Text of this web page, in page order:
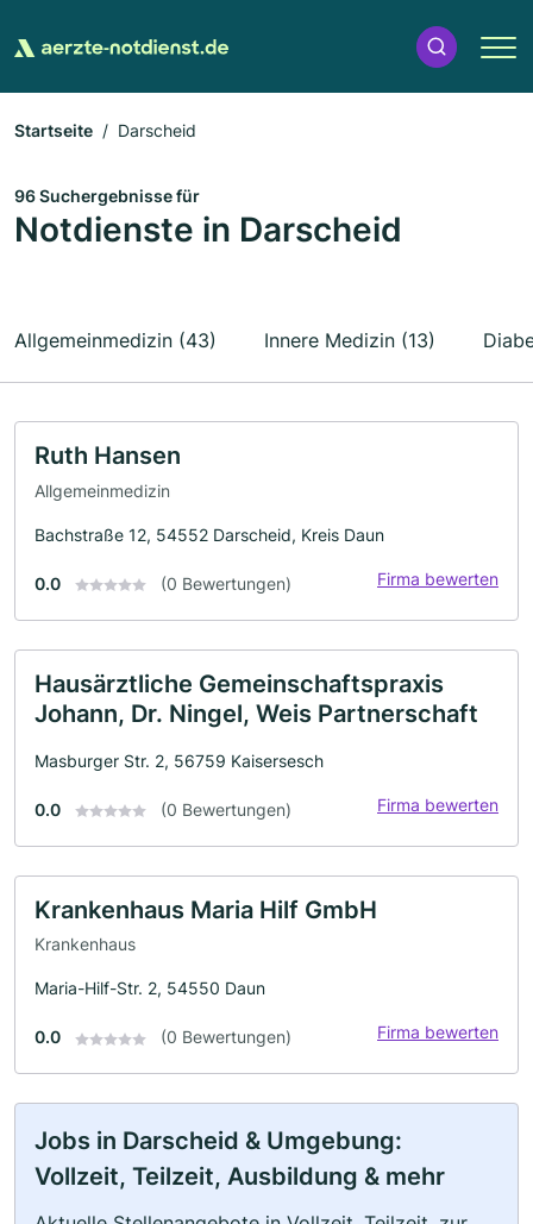
Startseite Darscheid
96 Suchergebnisse für
Notdienste in Darscheid
Allgemeinmedizin (43) Innere Medizin (13)
Ruth Hansen
Allgemeinmedizin
Bachstraße 12, 54552 Darscheid, Kreis Daun
0.0 (0 Bewertungen) Firma bewerten
Hausärztliche Gemeinschaftspraxis
Johann, Dr. Ningel, Weis Partnerschaft
Masburger Str. 2, 56759 Kaisersesch
0.0 (0 Bewertungen) Firma bewerten
Krankenhaus Maria Hilf GmbH
Krankenhaus
Maria-Hilf-Str. 2, 54550 Daun
0.0 (0 Bewertungen) Firma bewerten
Jobs in Darscheid & Umgebung:
Vollzeit, Teilzeit, Ausbildung & mehr